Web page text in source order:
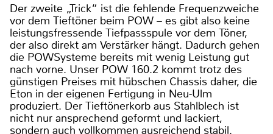
Der zweite „Trick“ ist die fehlende Frequenzweiche
vor dem Tieftöner beim POW – es gibt also keine
leistungsfressende Tiefpassspule vor dem Töner,
der also direkt am Verstärker hängt. Dadurch gehen
die POWSysteme bereits mit wenig Leistung gut
nach vorne. Unser POW 160.2 kommt trotz des
günstigen Preises mit hübschen Chassis daher, die
Eton in der eigenen Fertigung in Neu-Ulm
produziert. Der Tieftönerkorb aus Stahlblech ist
nicht nur ansprechend geformt und lackiert,
sondern auch vollkommen ausreichend stabil.